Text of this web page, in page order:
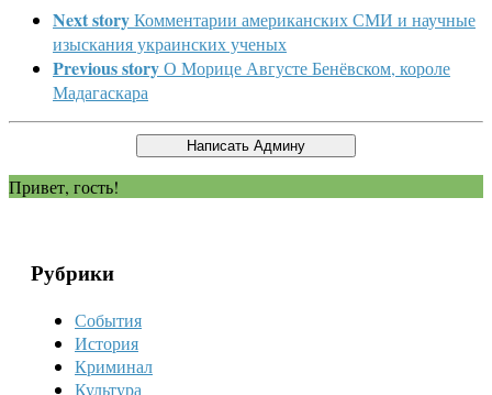
Next storyКомментарии американских СМИ и научные
изыскания украинских ученых
Previous storyО Морице Августе Бенёвском, короле
Мадагаскара
Привет, гость!
Рубрики
События
История
Криминал
Культура